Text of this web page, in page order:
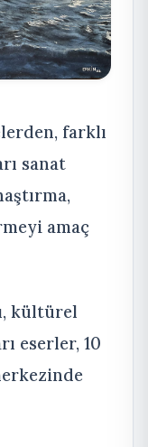
farklı
sanat
amaç
kültürel
eserler, 10